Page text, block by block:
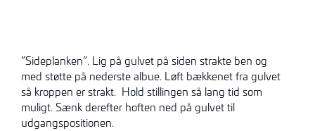
”Sideplanken”. Lig på gulvet på siden strakte ben og
med støtte på nederste albue. Løft bækkenet fra gulvet
så kroppen er strakt. Hold stillingen så lang tid som
muligt. Sænk derefter hoften ned på gulvet til
udgangspositionen.